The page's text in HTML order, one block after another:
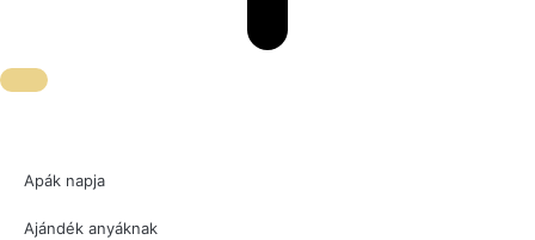
Apák napja
Ajándék anyáknak